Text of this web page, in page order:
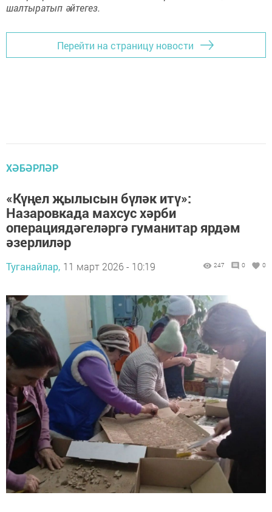
шалтыратып әйтегез.
Перейти на страницу новости
ХӘБӘРЛӘР
«Күңел җылысын бүләк итү»:
Назаровкада махсус хәрби
операциядәгеләргә гуманитар ярдәм
әзерлиләр
Туганайлар, 11 март 2026 - 10:19 247 0 0